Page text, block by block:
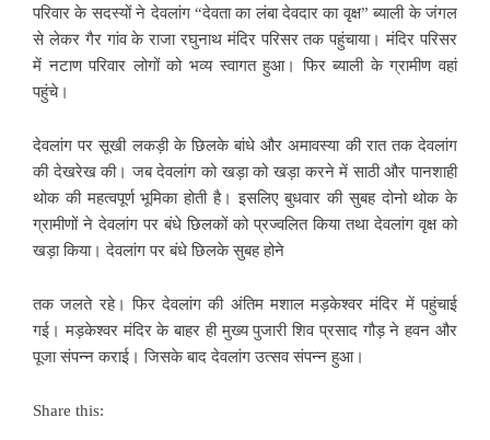
परिवार के सदस्यों ने देवलांग “देवता का लंबा देवदार का वृक्ष” ब्याली के जंगल
से लेकर गैर गांव के राजा रघुनाथ मंदिर परिसर तक पहुंचाया। मंदिर परिसर
में नटाण परिवार लोगों को भव्य स्वागत हुआ। फिर ब्याली के ग्रामीण वहां
पहुंचे।
देवलांग पर सूखी लकड़ी के छिलके बांधे और अमावस्या की रात तक देवलांग
की देखरेख की। जब देवलांग को खड़ा को खड़ा करने में साठी और पानशाही
थोक की महत्वपूर्ण भूमिका होती है। इसलिए बुधवार की सुबह दोनो थोक के
ग्रामीणों ने देवलांग पर बंधे छिलकों को प्रज्वलित किया तथा देवलांग वृक्ष को
खड़ा किया। देवलांग पर बंधे छिलके सुबह होने
तक जलते रहे। फिर देवलांग की अंतिम मशाल मड़केश्वर मंदिर में पहुंचाई
गई। मड़केश्वर मंदिर के बाहर ही मुख्य पुजारी शिव प्रसाद गौड़ ने हवन और
पूजा संपन्न कराई। जिसके बाद देवलांग उत्सव संपन्न हुआ।
Share this: